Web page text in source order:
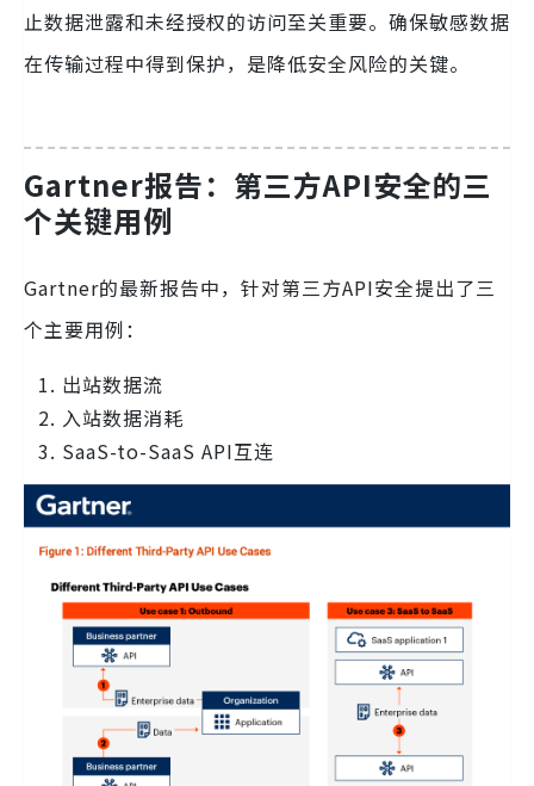
止数据泄露和未经授权的访问至关重要。确保敏感数据
在传输过程中得到保护，是降低安全风险的关键。
Gartner报告：第三方API安全的三
个关键用例
Gartner的最新报告中，针对第三方API安全提出了三
个主要用例：
出站数据流
入站数据消耗
SaaS-to-SaaS API互连